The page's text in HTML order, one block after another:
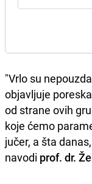
"Vrlo su
objavljuje
od strane ovih
koje ćemo
jučer, a šta
navodi prof. dr.